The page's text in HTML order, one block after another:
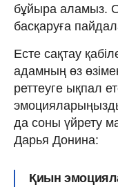
бұйыра аламыз.
басқаруға
Есте сақтау
адамның өз
реттеуге ықпал
да соны үйрету
Дарья Донина:
Қиын